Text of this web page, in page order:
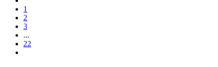
1
2
3
...
22